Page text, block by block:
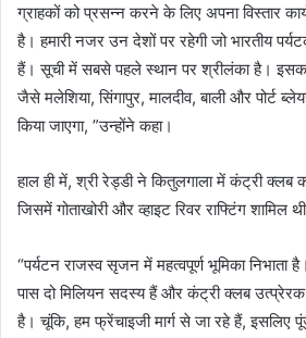
ग्राहकों को प्रसन्न करने के लिए अपना विस्तार
है। हमारी नजर उन देशों पर रहेगी जो भारतीय
हैं। सूची में सबसे पहले स्थान पर श्रीलंका है।
जैसे मलेशिया, सिंगापुर, मालदीव, बाली और पोर्ट
किया जाएगा, ”उन्होंने कहा।
हाल ही में, श्री रेड्डी ने कितुलगाला में कंट्री क्लब
जिसमें गोताखोरी और व्हाइट रिवर राफ्टिंग शामिल
“पर्यटन राजस्व सृजन में महत्वपूर्ण भूमिका निभाता
पास दो मिलियन सदस्य हैं और कंट्री क्लब
है। चूंकि, हम फ्रेंचाइजी मार्ग से जा रहे हैं, इसलिए